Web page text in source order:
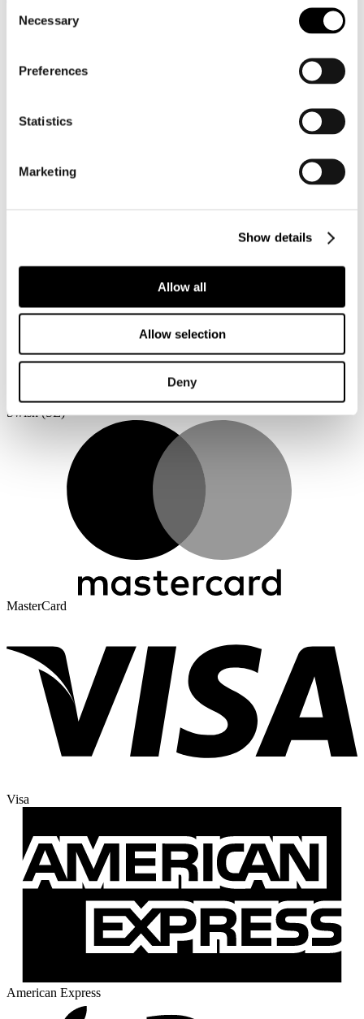
Selection
Necessary
Preferences
Statistics
Marketing
Show details
Allow all
Allow selection
Deny
Swish (SE)
MasterCard
Visa
American Express